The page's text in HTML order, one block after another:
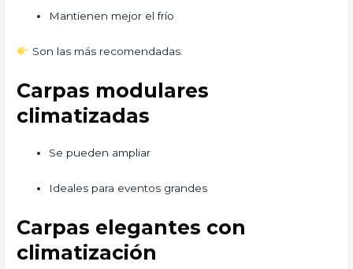
Mantienen mejor el frío
Son las más recomendadas.
Carpas modulares
climatizadas
Se pueden ampliar
Ideales para eventos grandes
Carpas elegantes con
climatización